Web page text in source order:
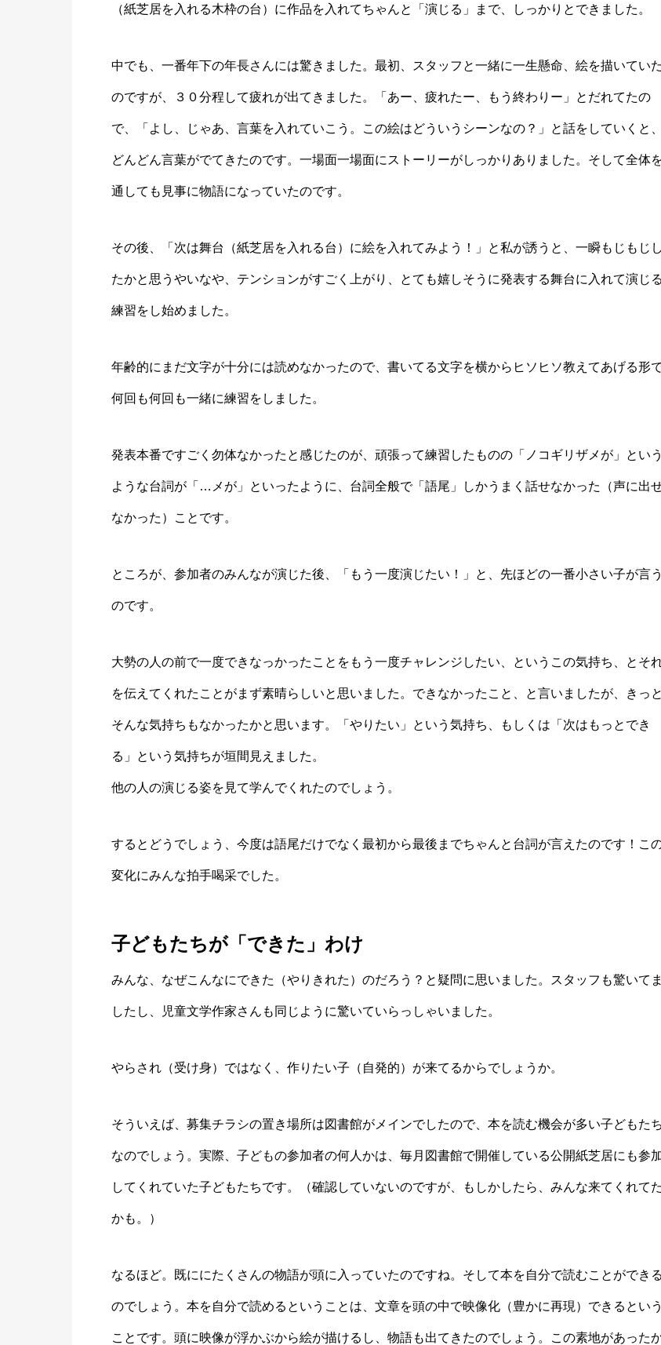
（紙芝居を入れる木枠の台）に作品を入れてちゃんと「演じる」まで、しっかりとできました。
中でも、一番年下の年長さんには驚きました。最初、スタッフと一緒に一生懸命、絵を描いていた
のですが、３０分程して疲れが出てきました。「あー、疲れたー、もう終わりー」とだれてたの
で、「よし、じゃあ、言葉を入れていこう。この絵はどういうシーンなの？」と話をしていくと、
どんどん言葉がでてきたのです。一場面一場面にストーリーがしっかりありました。そして全体
通しても見事に物語になっていたのです。
その後、「次は舞台（紙芝居を入れる台）に絵を入れてみよう！」と私が誘うと、一瞬もじもじし
たかと思うやいなや、テンションがすごく上がり、とても嬉しそうに発表する舞台に入れて演じる
練習をし始めました。
年齢的にまだ文字が十分には読めなかったので、書いてる文字を横からヒソヒソ教えてあげる形
何回も何回も一緒に練習をしました。
発表本番ですごく勿体なかったと感じたのが、頑張って練習したものの「ノコギリザメが」という
ような台詞が「…メが」といったように、台詞全般で「語尾」しかうまく話せなかった（声に出
なかった）ことです。
ところが、参加者のみんなが演じた後、「もう一度演じたい！」と、先ほどの一番小さい子が言う
のです。
大勢の人の前で一度できなっかったことをもう一度チャレンジしたい、というこの気持ち、とそ
を伝えてくれたことがまず素晴らしいと思いました。できなかったこと、と言いましたが、きっと
そんな気持ちもなかったかと思います。「やりたい」という気持ち、もしくは「次はもっとでき
る」という気持ちが垣間見えました。
他の人の演じる姿を見て学んでくれたのでしょう。
するとどうでしょう、今度は語尾だけでなく最初から最後までちゃんと台詞が言えたのです！こ
変化にみんな拍手喝采でした。
子どもたちが「できた」わけ
みんな、なぜこんなにできた（やりきれた）のだろう？と疑問に思いました。スタッフも驚いてま
したし、児童文学作家さんも同じように驚いていらっしゃいました。
やらされ（受け身）ではなく、作りたい子（自発的）が来てるからでしょうか。
そういえば、募集チラシの置き場所は図書館がメインでしたので、本を読む機会が多い子どもたち
なのでしょう。実際、子どもの参加者の何人かは、毎月図書館で開催している公開紙芝居にも参
してくれていた子どもたちです。（確認していないのですが、もしかしたら、みんな来てくれてた
かも。）
なるほど。既ににたくさんの物語が頭に入っていたのですね。そして本を自分で読むことができる
のでしょう。本を自分で読めるということは、文章を頭の中で映像化（豊かに再現）できるという
ことです。頭に映像が浮かぶから絵が描けるし、物語も出てきたのでしょう。この素地があった